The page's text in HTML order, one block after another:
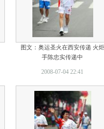
图文：奥运圣火在西安传递 火炬
手陈忠实传递中
2008-07-04 22:41